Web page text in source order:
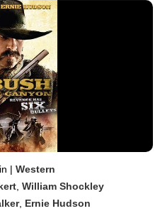
| Western
William Shockley
, Ernie Hudson